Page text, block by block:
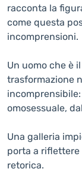
racconta la
come questa
incomprensioni.
Un uomo che è
trasformazione
omosessuale,
Una galleria
porta a riflettere
retorica.